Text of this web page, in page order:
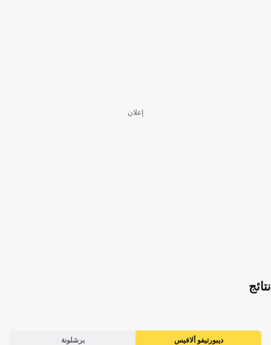
إعلان
نتائج
ديبورتيفو ألافيس برشلونة